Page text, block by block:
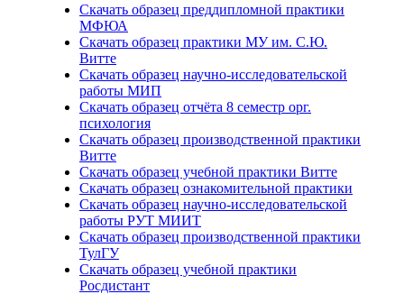
Скачать образец преддипломной практики
МФЮА
Скачать образец практики МУ им. С.Ю.
Витте
Скачать образец научно-исследовательской
работы МИП
Скачать образец отчёта 8 семестр орг.
психология
Скачать образец производственной практики
Витте
Скачать образец учебной практики Витте
Скачать образец ознакомительной практики
Скачать образец научно-исследовательской
работы РУТ МИИТ
Скачать образец производственной практики
ТулГУ
Скачать образец учебной практики
Росдистант